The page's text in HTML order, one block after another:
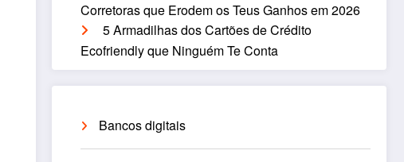
Corretoras que Erodem os Teus Ganhos em 2026
5 Armadilhas dos Cartões de Crédito
Ecofriendly que Ninguém Te Conta
Bancos digitais